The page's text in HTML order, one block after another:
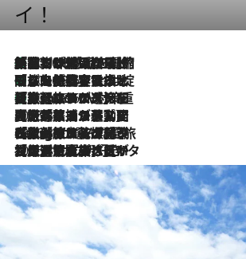
イ！
2026.8.6
「荷物が増えるほど旅ストレスは増す」美容ジャーナリストがたどり着いた最終結論。“化粧品を劇的に減らす”感動の凝縮美容とは
2026.8.6
「旅先には金髪ウィッグを持参」日本と同じメイクでは損してる!? 美容ジャーナリストが提案する“掟破りの旅美容”とは
2026.8.6
【厳選旅コスメ】「身軽さ＆UV対策重視！」ヘアアーティストshucoが選んだ夏旅ベストコスメを発表【Mサイズジップ】
2026.8.5
【厳選旅コスメ】国内をあちこち移動する河井菜摘が選んだ夏旅ベストコスメ発表！「リラックスアイテムはマスト」【Mサイズジップ】
2026.8.4
【厳選旅コスメ】「紫外線＆乾燥対策しながらメイク感も！」ヘア＆メイクGeorgeが選んだ夏旅ベストコスメを発表！【Mサイズジップ】
2026.8.3
【厳選旅コスメ】「保湿もタイパ重視！」“サウナ好き”タレント清水みさとが愛用する夏旅ベストコスメを発表！【Mサイズジップ】